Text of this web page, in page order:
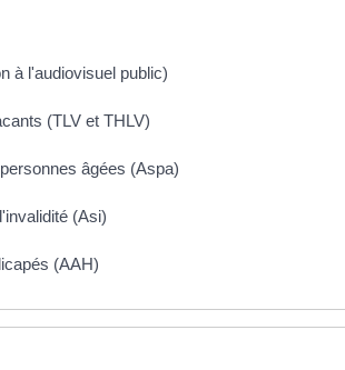
à l'audiovisuel public)
(TLV et THLV)
âgées (Aspa)
(Asi)
(AAH)